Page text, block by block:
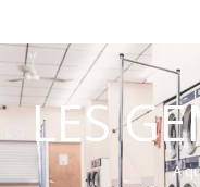
LES
A